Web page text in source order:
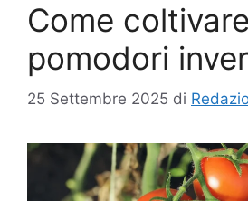
Come coltivare
pomodori
25 Settembre 2025 di